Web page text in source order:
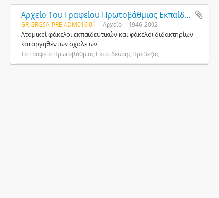
Αρχείο 1ου Γραφείου Πρωτοβάθμιας Εκπαίδευσης Πρέβεζας
GR GRGSA-PRE ADM016.01 Αρχείο 1946-2002
Ατομικοί φάκελοι εκπαιδευτικών και φάκελοι διδακτηρίων
καταργηθέντων σχολείων
1ο Γραφείο Πρωτοβάθμιας Εκπαίδευσης Πρέβεζας